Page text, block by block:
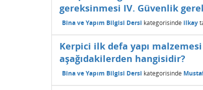
gereksinmesi IV. Güvenlik
Bina ve Yapım Bilgisi Dersi kategorisinde ilkay
Kerpici ilk defa yapı
aşağıdakilerden hangisidir?
Bina ve Yapım Bilgisi Dersi kategorisinde